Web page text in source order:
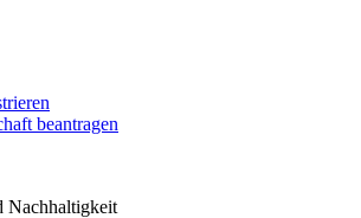
beantragen
Nachhaltigkeit